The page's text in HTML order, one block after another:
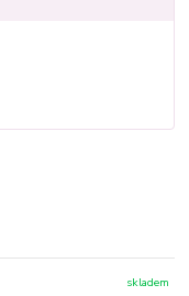
skladem